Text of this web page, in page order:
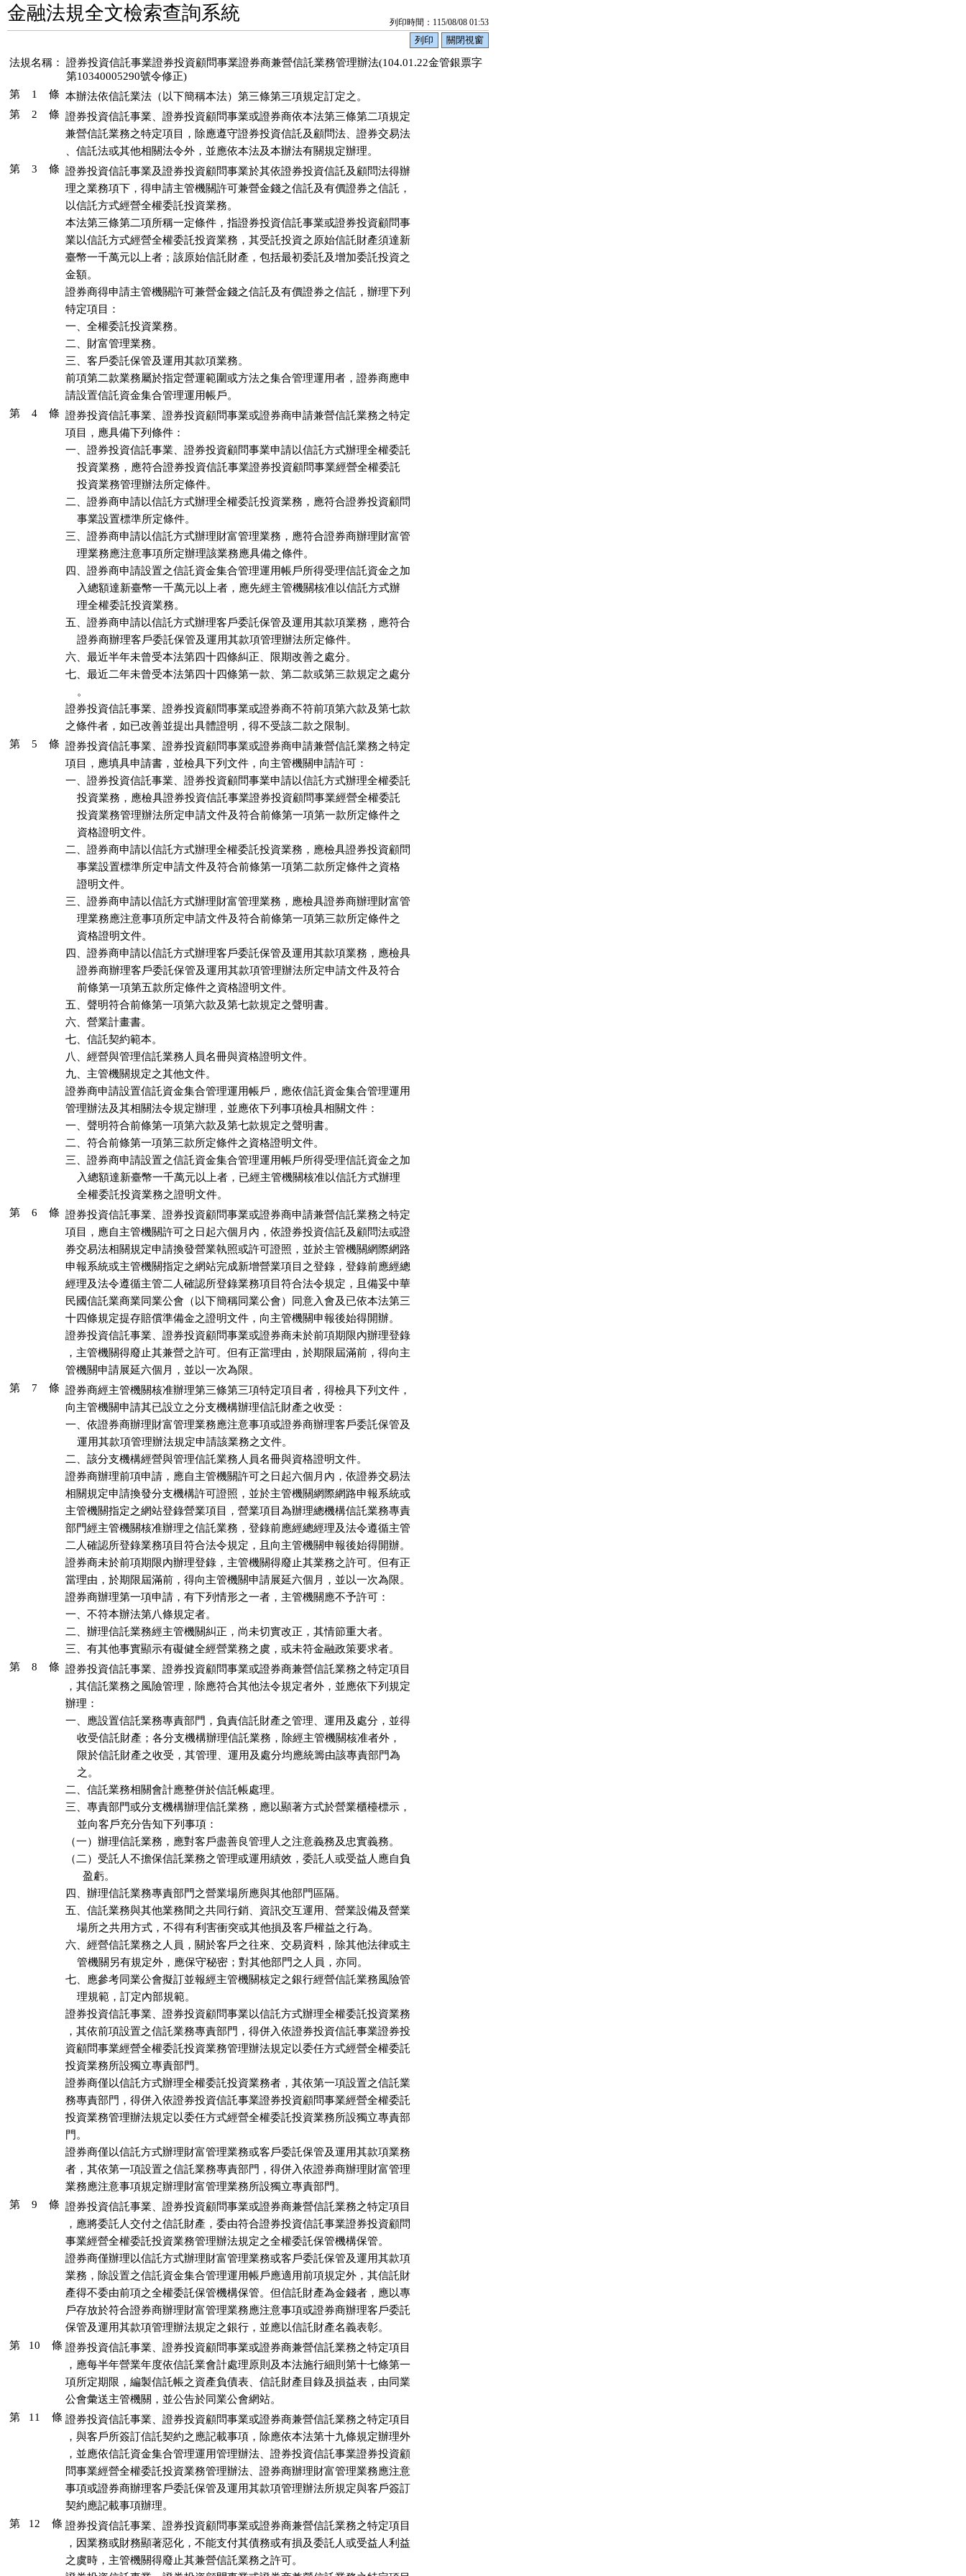
金融法規全文檢索查詢系統 列印時間：115/08/08 01:53
法規名稱：
證券投資信託事業證券投資顧問事業證券商兼營信託業務管理辦法(104.01.22金管銀票字
第10340005290號令修正)
第 1 條 本辦法依信託業法（以下簡稱本法）第三條第三項規定訂定之。
第 2 條 證券投資信託事業、證券投資顧問事業或證券商依本法第三條第二項規定
兼營信託業務之特定項目，除應遵守證券投資信託及顧問法、證券交易法
、信託法或其他相關法令外，並應依本法及本辦法有關規定辦理。
第 3 條 證券投資信託事業及證券投資顧問事業於其依證券投資信託及顧問法得辦
理之業務項下，得申請主管機關許可兼營金錢之信託及有價證券之信託，
以信託方式經營全權委託投資業務。
本法第三條第二項所稱一定條件，指證券投資信託事業或證券投資顧問事
業以信託方式經營全權委託投資業務，其受託投資之原始信託財產須達新
臺幣一千萬元以上者；該原始信託財產，包括最初委託及增加委託投資之
金額。
證券商得申請主管機關許可兼營金錢之信託及有價證券之信託，辦理下列
特定項目：
一、全權委託投資業務。
二、財富管理業務。
三、客戶委託保管及運用其款項業務。
前項第二款業務屬於指定營運範圍或方法之集合管理運用者，證券商應申
請設置信託資金集合管理運用帳戶。
第 4 條 證券投資信託事業、證券投資顧問事業或證券商申請兼營信託業務之特定
項目，應具備下列條件：
一、證券投資信託事業、證券投資顧問事業申請以信託方式辦理全權委託
    投資業務，應符合證券投資信託事業證券投資顧問事業經營全權委託
    投資業務管理辦法所定條件。
二、證券商申請以信託方式辦理全權委託投資業務，應符合證券投資顧問
    事業設置標準所定條件。
三、證券商申請以信託方式辦理財富管理業務，應符合證券商辦理財富管
    理業務應注意事項所定辦理該業務應具備之條件。
四、證券商申請設置之信託資金集合管理運用帳戶所得受理信託資金之加
    入總額達新臺幣一千萬元以上者，應先經主管機關核准以信託方式辦
    理全權委託投資業務。
五、證券商申請以信託方式辦理客戶委託保管及運用其款項業務，應符合
    證券商辦理客戶委託保管及運用其款項管理辦法所定條件。
六、最近半年未曾受本法第四十四條糾正、限期改善之處分。
七、最近二年未曾受本法第四十四條第一款、第二款或第三款規定之處分
    。
證券投資信託事業、證券投資顧問事業或證券商不符前項第六款及第七款
之條件者，如已改善並提出具體證明，得不受該二款之限制。
第 5 條 證券投資信託事業、證券投資顧問事業或證券商申請兼營信託業務之特定
項目，應填具申請書，並檢具下列文件，向主管機關申請許可：
一、證券投資信託事業、證券投資顧問事業申請以信託方式辦理全權委託
    投資業務，應檢具證券投資信託事業證券投資顧問事業經營全權委託
    投資業務管理辦法所定申請文件及符合前條第一項第一款所定條件之
    資格證明文件。
二、證券商申請以信託方式辦理全權委託投資業務，應檢具證券投資顧問
    事業設置標準所定申請文件及符合前條第一項第二款所定條件之資格
    證明文件。
三、證券商申請以信託方式辦理財富管理業務，應檢具證券商辦理財富管
    理業務應注意事項所定申請文件及符合前條第一項第三款所定條件之
    資格證明文件。
四、證券商申請以信託方式辦理客戶委託保管及運用其款項業務，應檢具
    證券商辦理客戶委託保管及運用其款項管理辦法所定申請文件及符合
    前條第一項第五款所定條件之資格證明文件。
五、聲明符合前條第一項第六款及第七款規定之聲明書。
六、營業計畫書。
七、信託契約範本。
八、經營與管理信託業務人員名冊與資格證明文件。
九、主管機關規定之其他文件。
證券商申請設置信託資金集合管理運用帳戶，應依信託資金集合管理運用
管理辦法及其相關法令規定辦理，並應依下列事項檢具相關文件：
一、聲明符合前條第一項第六款及第七款規定之聲明書。
二、符合前條第一項第三款所定條件之資格證明文件。
三、證券商申請設置之信託資金集合管理運用帳戶所得受理信託資金之加
    入總額達新臺幣一千萬元以上者，已經主管機關核准以信託方式辦理
    全權委託投資業務之證明文件。
第 6 條 證券投資信託事業、證券投資顧問事業或證券商申請兼營信託業務之特定
項目，應自主管機關許可之日起六個月內，依證券投資信託及顧問法或證
券交易法相關規定申請換發營業執照或許可證照，並於主管機關網際網路
申報系統或主管機關指定之網站完成新增營業項目之登錄，登錄前應經總
經理及法令遵循主管二人確認所登錄業務項目符合法令規定，且備妥中華
民國信託業商業同業公會（以下簡稱同業公會）同意入會及已依本法第三
十四條規定提存賠償準備金之證明文件，向主管機關申報後始得開辦。
證券投資信託事業、證券投資顧問事業或證券商未於前項期限內辦理登錄
，主管機關得廢止其兼營之許可。但有正當理由，於期限屆滿前，得向主
管機關申請展延六個月，並以一次為限。
第 7 條 證券商經主管機關核准辦理第三條第三項特定項目者，得檢具下列文件，
向主管機關申請其已設立之分支機構辦理信託財產之收受：
一、依證券商辦理財富管理業務應注意事項或證券商辦理客戶委託保管及
    運用其款項管理辦法規定申請該業務之文件。
二、該分支機構經營與管理信託業務人員名冊與資格證明文件。
證券商辦理前項申請，應自主管機關許可之日起六個月內，依證券交易法
相關規定申請換發分支機構許可證照，並於主管機關網際網路申報系統或
主管機關指定之網站登錄營業項目，營業項目為辦理總機構信託業務專責
部門經主管機關核准辦理之信託業務，登錄前應經總經理及法令遵循主管
二人確認所登錄業務項目符合法令規定，且向主管機關申報後始得開辦。
證券商未於前項期限內辦理登錄，主管機關得廢止其業務之許可。但有正
當理由，於期限屆滿前，得向主管機關申請展延六個月，並以一次為限。
證券商辦理第一項申請，有下列情形之一者，主管機關應不予許可：
一、不符本辦法第八條規定者。
二、辦理信託業務經主管機關糾正，尚未切實改正，其情節重大者。
三、有其他事實顯示有礙健全經營業務之虞，或未符金融政策要求者。
第 8 條 證券投資信託事業、證券投資顧問事業或證券商兼營信託業務之特定項目
，其信託業務之風險管理，除應符合其他法令規定者外，並應依下列規定
辦理：
一、應設置信託業務專責部門，負責信託財產之管理、運用及處分，並得
    收受信託財產；各分支機構辦理信託業務，除經主管機關核准者外，
    限於信託財產之收受，其管理、運用及處分均應統籌由該專責部門為
    之。
二、信託業務相關會計應整併於信託帳處理。
三、專責部門或分支機構辦理信託業務，應以顯著方式於營業櫃檯標示，
    並向客戶充分告知下列事項：
（一）辦理信託業務，應對客戶盡善良管理人之注意義務及忠實義務。
（二）受託人不擔保信託業務之管理或運用績效，委託人或受益人應自負
      盈虧。
四、辦理信託業務專責部門之營業場所應與其他部門區隔。
五、信託業務與其他業務間之共同行銷、資訊交互運用、營業設備及營業
    場所之共用方式，不得有利害衝突或其他損及客戶權益之行為。
六、經營信託業務之人員，關於客戶之往來、交易資料，除其他法律或主
    管機關另有規定外，應保守秘密；對其他部門之人員，亦同。
七、應參考同業公會擬訂並報經主管機關核定之銀行經營信託業務風險管
    理規範，訂定內部規範。
證券投資信託事業、證券投資顧問事業以信託方式辦理全權委託投資業務
，其依前項設置之信託業務專責部門，得併入依證券投資信託事業證券投
資顧問事業經營全權委託投資業務管理辦法規定以委任方式經營全權委託
投資業務所設獨立專責部門。
證券商僅以信託方式辦理全權委託投資業務者，其依第一項設置之信託業
務專責部門，得併入依證券投資信託事業證券投資顧問事業經營全權委託
投資業務管理辦法規定以委任方式經營全權委託投資業務所設獨立專責部
門。
證券商僅以信託方式辦理財富管理業務或客戶委託保管及運用其款項業務
者，其依第一項設置之信託業務專責部門，得併入依證券商辦理財富管理
業務應注意事項規定辦理財富管理業務所設獨立專責部門。
第 9 條 證券投資信託事業、證券投資顧問事業或證券商兼營信託業務之特定項目
，應將委託人交付之信託財產，委由符合證券投資信託事業證券投資顧問
事業經營全權委託投資業務管理辦法規定之全權委託保管機構保管。
證券商僅辦理以信託方式辦理財富管理業務或客戶委託保管及運用其款項
業務，除設置之信託資金集合管理運用帳戶應適用前項規定外，其信託財
產得不委由前項之全權委託保管機構保管。但信託財產為金錢者，應以專
戶存放於符合證券商辦理財富管理業務應注意事項或證券商辦理客戶委託
保管及運用其款項管理辦法規定之銀行，並應以信託財產名義表彰。
第 10 條 證券投資信託事業、證券投資顧問事業或證券商兼營信託業務之特定項目
，應每半年營業年度依信託業會計處理原則及本法施行細則第十七條第一
項所定期限，編製信託帳之資產負債表、信託財產目錄及損益表，由同業
公會彙送主管機關，並公告於同業公會網站。
第 11 條 證券投資信託事業、證券投資顧問事業或證券商兼營信託業務之特定項目
，與客戶所簽訂信託契約之應記載事項，除應依本法第十九條規定辦理外
，並應依信託資金集合管理運用管理辦法、證券投資信託事業證券投資顧
問事業經營全權委託投資業務管理辦法、證券商辦理財富管理業務應注意
事項或證券商辦理客戶委託保管及運用其款項管理辦法所規定與客戶簽訂
契約應記載事項辦理。
第 12 條 證券投資信託事業、證券投資顧問事業或證券商兼營信託業務之特定項目
，因業務或財務顯著惡化，不能支付其債務或有損及委託人或受益人利益
之虞時，主管機關得廢止其兼營信託業務之許可。